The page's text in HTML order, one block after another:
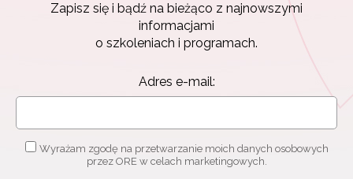
Zapisz się i bądź na bieżąco z najnowszymi
informacjami
o szkoleniach i programach.
Adres e-mail:
Wyrażam zgodę na przetwarzanie moich danych osobowych
przez ORE w celach marketingowych.
Zapisz się i bądź na bieżąco z najnowszymi
o szkoleniach i programach.
Wyrażam zgodę na przetwarzanie moich danych
osobowych przez ORE w celach marketingowych.